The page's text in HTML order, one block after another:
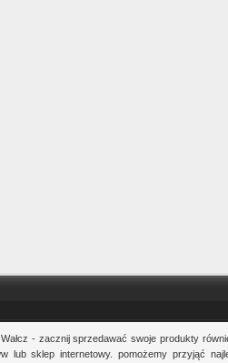
- zacznij sprzedawać swoje produkty
lub sklep internetowy. pomożemy przyjąć